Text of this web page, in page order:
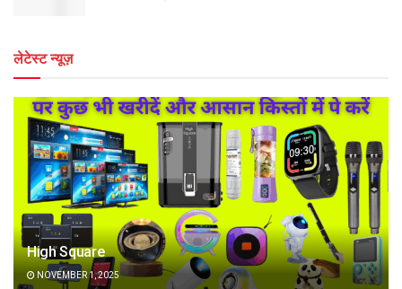
लेटेस्ट न्यूज़
High Square
NOVEMBER 1, 2025